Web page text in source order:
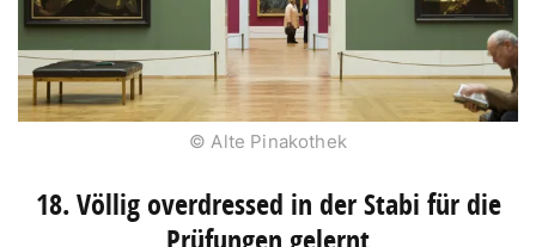
© Alte Pinakothek
18. Völlig overdressed in der Stabi für die
Prüfungen gelernt